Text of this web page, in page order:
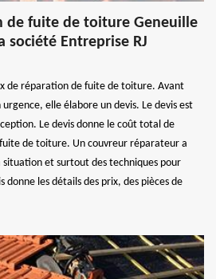
de fuite de toiture Geneuille
société Entreprise RJ
de réparation de fuite de toiture. Avant
elle élabore un devis. Le devis est
Le devis donne le coût total de
de toiture. Un couvreur réparateur a
et surtout des techniques pour
donne les détails des prix, des pièces de